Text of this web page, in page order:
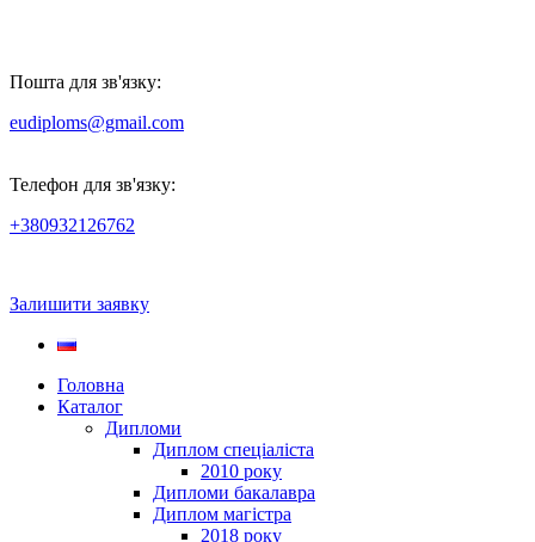
Пошта для зв'язку:
eudiploms@gmail.com
Телефон для зв'язку:
+380932126762
Залишити заявку
Головна
Каталог
Дипломи
Диплом спеціаліста
2010 року
Дипломи бакалавра
Диплом магістра
2018 року